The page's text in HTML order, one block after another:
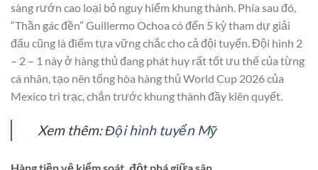
sàng rướn cao loại bỏ nguy hiểm khung thành. Phía sau đó,
“Thần gác đền” Guillermo Ochoa có đến 5 kỳ tham dự giải
đấu cũng là điểm tựa vững chắc cho cả đội tuyển. Đội hình 2
– 2 – 1 này ở hàng thủ đang phát huy rất tốt ưu thế của từng
cá nhân, tạo nên tổng hòa hàng thủ World Cup 2026 của
Mexico trì trạc, chắn trước khung thành đầy kiên quyết.
Xem thêm:Đội hình tuyển Mỹ